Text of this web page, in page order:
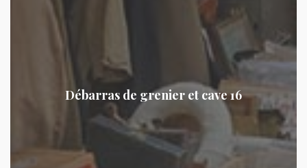
Débarras de grenier et cave 16